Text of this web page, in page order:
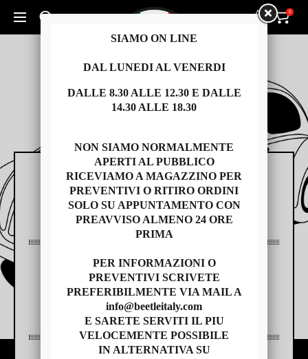
Cerca un prodotto... 0 0
RICAMBI
AUTO USATE
SIAMO ON LINE
DAL LUNEDI AL VENERDI
DALLE 8.30 ALLE 12.30 E DALLE
14.30 ALLE 18.30
NON SIAMO NORMALMENTE
APERTI AL PUBBLICO
RICEVIAMO A MAGAZZINO PER
PREVENTIVI O RITIRO ORDINI
SOLO SU APPUNTAMENTO CON
PREAVVISO ALMENO 24 ORE
PRIMA
PER INFORMAZIONI O
PREVENTIVI SCRIVETE
PREFERIBILMENTE VIA MAIL A
info@beetleitaly.com
E SARETE SERVITI IL PIU
VELOCEMENTE POSSIBILE
IN ALTERNATIVA SU